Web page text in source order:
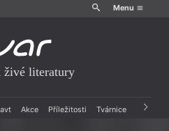
Menu
živé literatury
Akce Příležitosti Tvárnice Archiv